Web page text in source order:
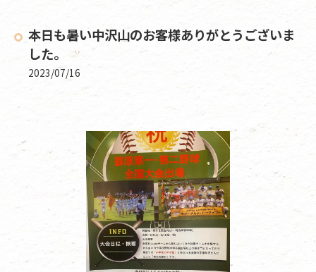
本日も暑い中沢山のお客様ありがとうございま
した。
2023/07/16